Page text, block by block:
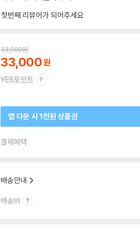
첫번째 리뷰어가 되어주세요
33,000원
33,000
YES포인트
앱 다운 시 1천원 상품권
결제혜택
배송안내
배송비